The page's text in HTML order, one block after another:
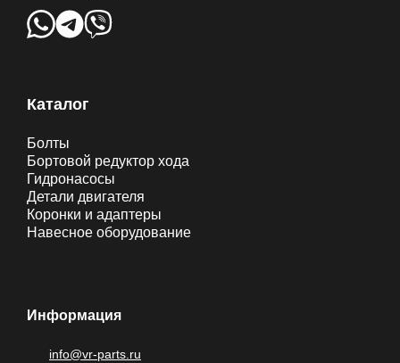
Каталог
Болты
Бортовой редуктор хода
Гидронасосы
Детали двигателя
Коронки и адаптеры
Навесное оборудование
Информация
info@vr-parts.ru